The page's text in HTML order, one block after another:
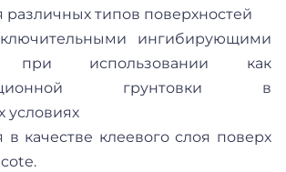
различных типов поверхностей
ингибирующими
при использовании как
грунтовки в
условиях
в качестве клеевого слоя поверх